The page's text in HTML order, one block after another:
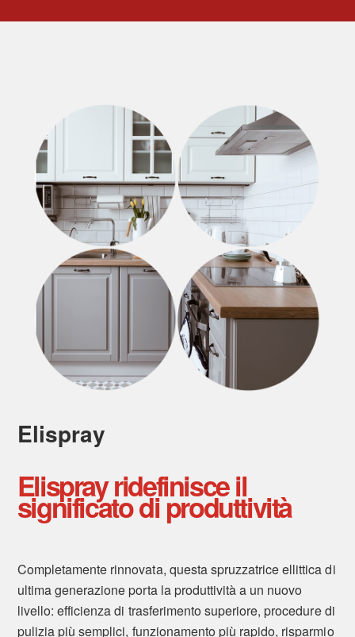
Elispray
Elispray ridefinisce il
significato di produttività
Completamente rinnovata, questa spruzzatrice ellittica di
ultima generazione porta la produttività a un nuovo
livello: efficienza di trasferimento superiore, procedure di
pulizia più semplici, funzionamento più rapido, risparmio